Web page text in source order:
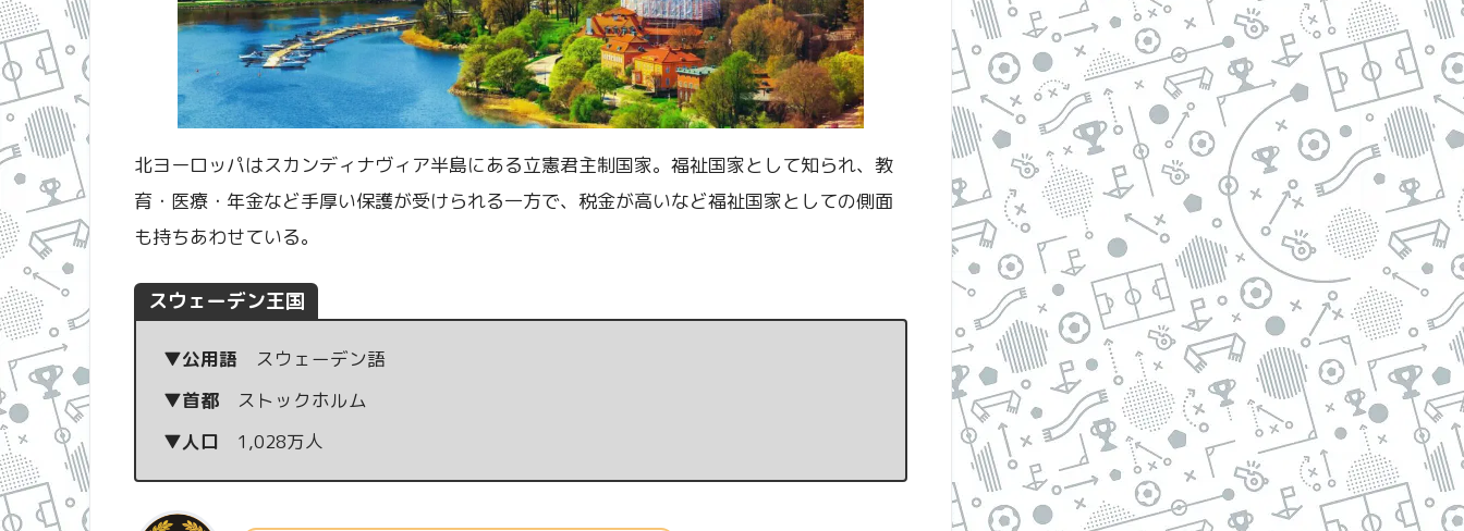
北ヨーロッパはスカンディナヴィア半島にある立憲君主制国家。福祉国家として知られ、教
育・医療・年金など手厚い保護が受けられる一方で、税金が高いなど福祉国家としての側面
も持ちあわせている。
スウェーデン王国
▼公用語 スウェーデン語
▼首都ストックホルム
▼人口 1,028万人